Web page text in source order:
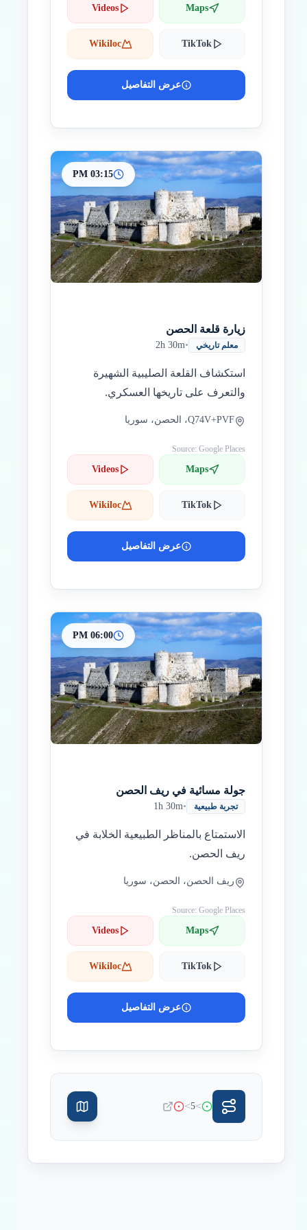
Maps
Videos
TikTok
Wikiloc
عرض التفاصيل
03:15 PM
زيارة قلعة الحصن
معلم تاريخي •
2h 30m
استكشاف القلعة الصليبية الشهيرة
والتعرف على تاريخها العسكري.
Q74V+PVF، الحصن، سوريا
Source: Google Places
Maps
Videos
TikTok
Wikiloc
عرض التفاصيل
06:00 PM
جولة مسائية في ريف الحصن
تجربة طبيعية •
1h 30m
الاستمتاع بالمناظر الطبيعية الخلابة في
ريف الحصن.
ريف الحصن، الحصن، سوريا
Source: Google Places
Maps
Videos
TikTok
Wikiloc
عرض التفاصيل
>
5
>